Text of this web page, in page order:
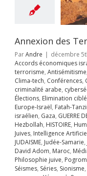
d'Israël Gaz
Hezbollah
Humour
à la haine Inde
Juives
Artificielle Iran
JUDAISME
Justice
Kurdistan
Adom Maroc
News1 Offres
otages
juive Pogrom
Qatar
judiciaire
Séries Sionisme
Annexion des
ParAndre | décembre
Accords économiques
terrorisme, Antisémitisme
Clima-tech, Conférences,
criminalité arabe,
Élections, Elimination
Europe-Israël, Fatah-
israélien, Gaza, GUERRE
Hezbollah, HISTOIRE,
Juives, Intelligence
JUDAISME, Judée-Samarie,
David Adom, Maroc,
Philosophie juive,
Séismes, Séries, Sionisme,
Trump,
le wokisme.
LA UNE Accords